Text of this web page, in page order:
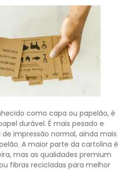
como capa ou papelão, é
durável. É mais pesado e
impressão normal, ainda mais
A maior parte da cartolina é
mas as qualidades premium
fibras recicladas para melhor